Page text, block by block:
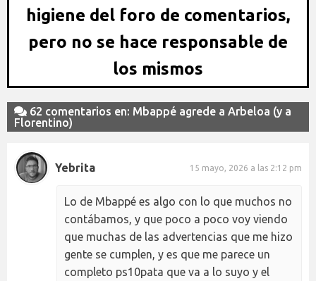
higiene del foro de comentarios,
pero no se hace responsable de
los mismos
62 comentarios en: Mbappé agrede a Arbeloa (y a
Florentino)
Yebrita 15 mayo, 2026 a las 2:12 pm
Lo de Mbappé es algo con lo que muchos no
contábamos, y que poco a poco voy viendo
que muchas de las advertencias que me hizo
gente se cumplen, y es que me parece un
completo ps10pata que va a lo suyo y el